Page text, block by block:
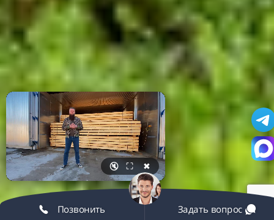
🔇 ⛶ ✖
Позвонить Задать вопрос